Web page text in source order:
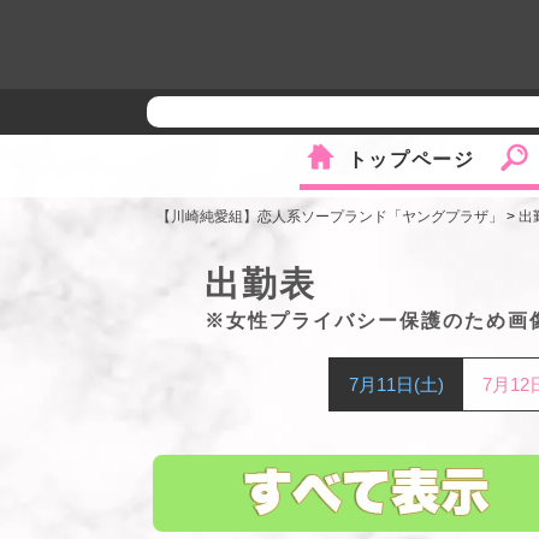
トップページ
【川崎純愛組】恋人系ソープランド「ヤングプラザ」 > 出
出勤表
※女性プライバシー保護のため画
7月11日(土) 7月12